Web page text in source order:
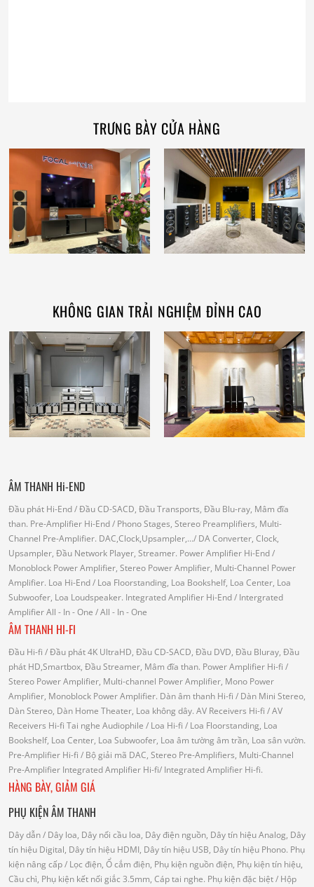
TRƯNG BÀY CỬA HÀNG
KHÔNG GIAN TRẢI NGHIỆM ĐỈNH CAO
ÂM THANH Hi-END
Đầu phát Hi-End/ Đầu CD-SACD, Đầu Transports, Đầu Blu-ray, Mâm đĩa
than. Pre-Amplifier Hi-End/ Phono Stages, Stereo Preamplifiers, Multi-
Channel Pre-Amplifier. DAC,Clock,Upsampler,.../ DA Converter, Clock,
Upsampler, Đầu Network Player, Streamer. Power Amplifier Hi-End/
Monoblock Power Amplifier, Stereo Power Amplifier, Multi-Channel Power
Amplifier. Loa Hi-End/ Loa Floorstanding, Loa Bookshelf, Loa Center, Loa
Subwoofer, Loa Loudspeaker. Integrated Amplifier Hi-End/ Intergrated
AmplifierAll - In - One / All - In - One
ÂM THANH HI-FI
Đầu Hi-fi / Đầu phát 4K UltraHD, Đầu CD-SACD, Đầu DVD, Đầu Bluray, Đầu
phát HD,Smartbox, Đầu Streamer, Mâm đĩa than. Power Amplifier Hi-fi /
Stereo Power Amplifier, Multi-channel Power Amplifier, Mono Power
Amplifier, Monoblock Power Amplifier. Dàn âm thanh Hi-fi / Dàn Mini Stereo,
Dàn Stereo, Dàn Home Theater, Loa không dây. AV Receivers Hi-fi / AV
Receivers Hi-fi Tai nghe Audiophile / Loa Hi-fi / Loa Floorstanding, Loa
Bookshelf, Loa Center, Loa Subwoofer, Loa âm tường âm trần, Loa sân vườn.
Pre-Amplifier Hi-fi / Bộ giải mã DAC, Stereo Pre-Amplifiers, Multi-Channel
Pre-Amplifier Integrated Amplifier Hi-fi/ Integrated Amplifier Hi-fi.
HÀNG BÀY, GIẢM GIÁ
PHỤ KIỆN ÂM THANH
Dây dẫn/ Dây loa, Dây nối cầu loa, Dây điện nguồn, Dây tín hiệu Analog, Dây
tín hiệu Digital, Dây tín hiệu HDMI, Dây tín hiệu USB, Dây tín hiệu Phono. Phụ
kiện nâng cấp/ Lọc điện, Ổ cắm điện, Phụ kiện nguồn điện, Phụ kiện tín hiệu,
Cầu chì, Phụ kiện kết nối giắc 3.5mm, Cáp tai nghe. Phụ kiện đặc biệt/ Hộp